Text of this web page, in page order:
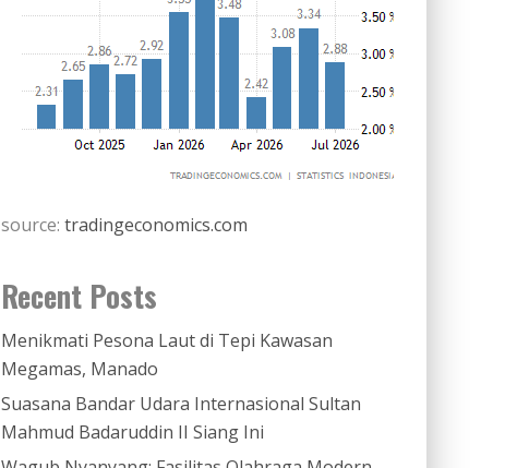
source: tradingeconomics.com
Recent Posts
Menikmati Pesona Laut di Tepi Kawasan
Megamas, Manado
Suasana Bandar Udara Internasional Sultan
Mahmud Badaruddin II Siang Ini